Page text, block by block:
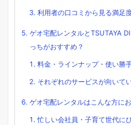
利用者の口コミから見る満足
ゲオ宅配レンタルとTSUTAYA
っちがおすすめ？
料金・ラインナップ・使い勝
それぞれのサービスが向いて
ゲオ宅配レンタルはこんな方に
忙しい会社員・子育て世代に